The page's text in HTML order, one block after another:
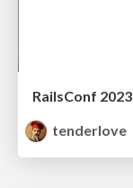
RailsConf 2023
tenderlove